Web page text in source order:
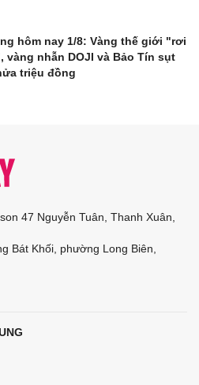
hôm nay 1/8: Vàng thế giới "rơi
vàng nhẫn DOJI và Bảo Tín sụt
triệu đồng
47 Nguyễn Tuân, Thanh Xuân,
Bát Khối, phường Long Biên,